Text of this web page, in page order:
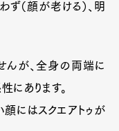
（顔が老ける）、明
んが、全身の両端に
にあります。
にはスクエアトゥが